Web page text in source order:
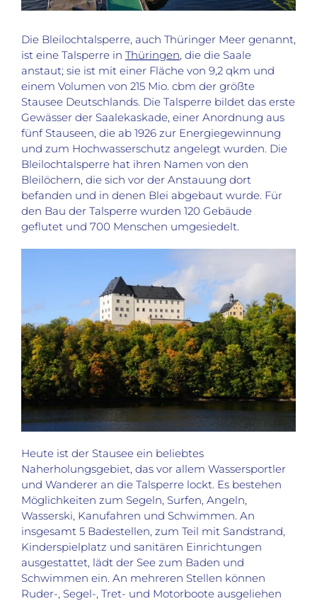
Die Bleilochtalsperre, auch Thüringer Meer genannt,
ist eine Talsperre in Thüringen, die die Saale
anstaut; sie ist mit einer Fläche von 9,2 qkm und
einem Volumen von 215 Mio. cbm der größte
Stausee Deutschlands. Die Talsperre bildet das erste
Gewässer der Saalekaskade, einer Anordnung aus
fünf Stauseen, die ab 1926 zur Energiegewinnung
und zum Hochwasserschutz angelegt wurden. Die
Bleilochtalsperre hat ihren Namen von den
Bleilöchern, die sich vor der Anstauung dort
befanden und in denen Blei abgebaut wurde. Für
den Bau der Talsperre wurden 120 Gebäude
geflutet und 700 Menschen umgesiedelt.
Heute ist der Stausee ein beliebtes
Naherholungsgebiet, das vor allem Wassersportler
und Wanderer an die Talsperre lockt. Es bestehen
Möglichkeiten zum Segeln, Surfen, Angeln,
Wasserski, Kanufahren und Schwimmen. An
insgesamt 5 Badestellen, zum Teil mit Sandstrand,
Kinderspielplatz und sanitären Einrichtungen
ausgestattet, lädt der See zum Baden und
Schwimmen ein. An mehreren Stellen können
Ruder-, Segel-, Tret- und Motorboote ausgeliehen